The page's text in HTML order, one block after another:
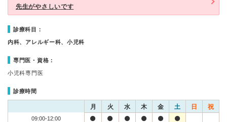
先生がやさしいです
診療科目：
内科、アレルギー科、小児科
専門医・資格：
小児科専門医
診療時間
月 火 水 木 金 土 日 祝
09:00-12:00